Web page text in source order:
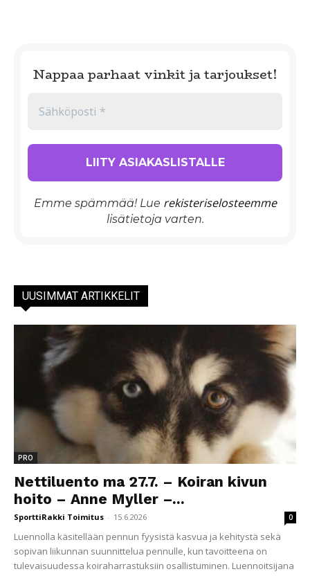
Nappaa parhaat vinkit ja tarjoukset!
Emme spämmää! Lue rekisteriselosteemme
lisätietoja varten.
UUSIMMAT ARTIKKELIT
PRO
Nettiluento ma 27.7. – Koiran kivun
hoito – Anne Myller –...
SporttiRakki Toimitus - 15.6.2026 0
Luennolla käsitellään pennun fyysistä kasvua ja kehitystä sekä
sopivan liikunnan suunnittelua pennulle, kun tavoitteena on
tulevaisuudessa koiraharrastuksiin osallistuminen. Luennoitsijana